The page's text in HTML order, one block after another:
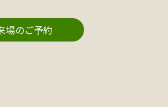
場のご予約